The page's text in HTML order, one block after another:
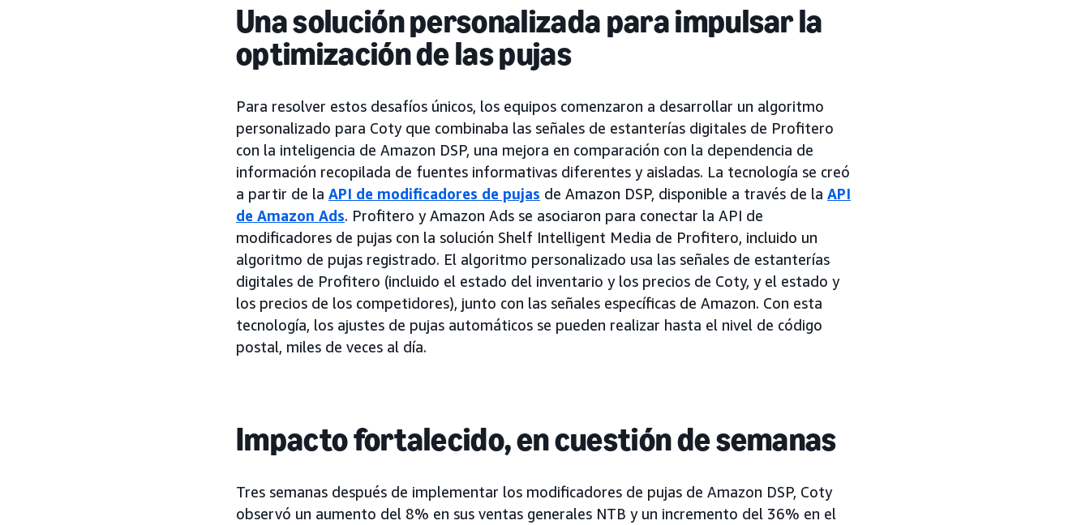
Una solución personalizada para impulsar la
optimización de las pujas
Para resolver estos desafíos únicos, los equipos comenzaron a desarrollar un algoritmo
personalizado para Coty que combinaba las señales de estanterías digitales de Profitero
con la inteligencia de Amazon DSP, una mejora en comparación con la dependencia de
información recopilada de fuentes informativas diferentes y aisladas. La tecnología se creó
a partir de la API de modificadores de pujas de Amazon DSP, disponible a través de la API
de Amazon Ads. Profitero y Amazon Ads se asociaron para conectar la API de
modificadores de pujas con la solución Shelf Intelligent Media de Profitero, incluido un
algoritmo de pujas registrado. El algoritmo personalizado usa las señales de estanterías
digitales de Profitero (incluido el estado del inventario y los precios de Coty, y el estado y
los precios de los competidores), junto con las señales específicas de Amazon. Con esta
tecnología, los ajustes de pujas automáticos se pueden realizar hasta el nivel de código
postal, miles de veces al día.
Impacto fortalecido, en cuestión de semanas
Tres semanas después de implementar los modificadores de pujas de Amazon DSP, Coty
observó un aumento del 8% en sus ventas generales NTB y un incremento del 36% en el